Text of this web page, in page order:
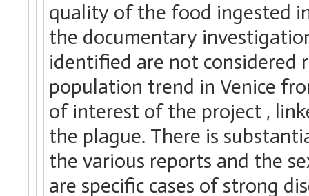
quality of the food ingested
the documentary
identified are not considered
population trend in Venice
of interest of the project ,
the plague. There is
the various reports and the
are specific cases of strong